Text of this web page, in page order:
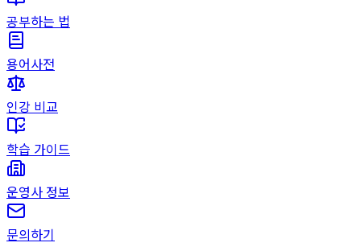
공부하는 법
용어사전
인강 비교
학습 가이드
운영사 정보
문의하기